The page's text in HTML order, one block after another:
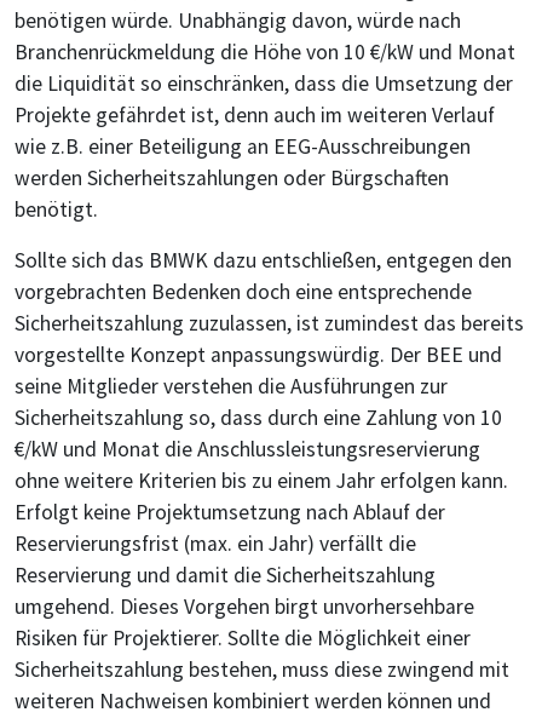
benötigen würde. Unabhängig davon, würde nach
Branchenrückmeldung die Höhe von 10 €/kW und Monat
die Liquidität so einschränken, dass die Umsetzung der
Projekte gefährdet ist, denn auch im weiteren Verlauf
wie z.B. einer Beteiligung an EEG-Ausschreibungen
werden Sicherheitszahlungen oder Bürgschaften
benötigt.
Sollte sich das BMWK dazu entschließen, entgegen den
vorgebrachten Bedenken doch eine entsprechende
Sicherheitszahlung zuzulassen, ist zumindest das bereits
vorgestellte Konzept anpassungswürdig. Der BEE und
seine Mitglieder verstehen die Ausführungen zur
Sicherheitszahlung so, dass durch eine Zahlung von 10
€/kW und Monat die Anschlussleistungsreservierung
ohne weitere Kriterien bis zu einem Jahr erfolgen kann.
Erfolgt keine Projektumsetzung nach Ablauf der
Reservierungsfrist (max. ein Jahr) verfällt die
Reservierung und damit die Sicherheitszahlung
umgehend. Dieses Vorgehen birgt unvorhersehbare
Risiken für Projektierer. Sollte die Möglichkeit einer
Sicherheitszahlung bestehen, muss diese zwingend mit
weiteren Nachweisen kombiniert werden können und